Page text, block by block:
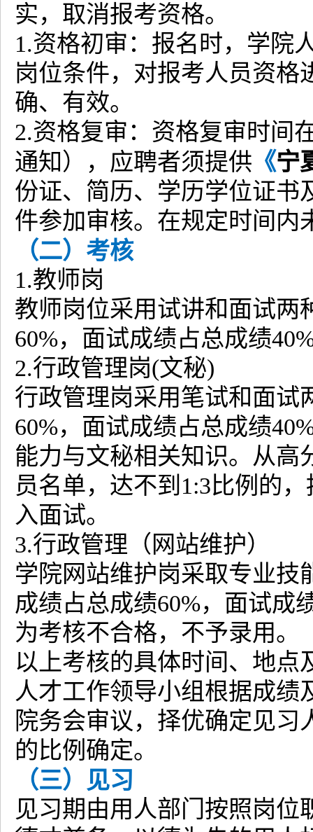
实，取消报考资格。
1.资格初审：报名时，学院
岗位条件，对报考人员资格
确、有效。
2.资格复审：资格复审时间
通知），应聘者须提供 《宁
份证、简历、学历学位证书
件参加审核。在规定时间内
（二）考核
1.教师岗
教师岗位采用试讲和面试两
60%，面试成绩占总成绩
2.行政管理岗(文秘)
行政管理岗采用笔试和面试
60%，面试成绩占总成绩
能力与文秘相关知识。从高
员名单，达不到1:3比例的
入面试。
3.行政管理（网站维护）
学院网站维护岗采取专业技
成绩占总成绩60%，面试成
为考核不合格，不予录用。
以上考核的具体时间、地点
人才工作领导小组根据成
院务会审议，择优确定见习
的比例确定。
（三）见习
见习期由用人部门按照岗